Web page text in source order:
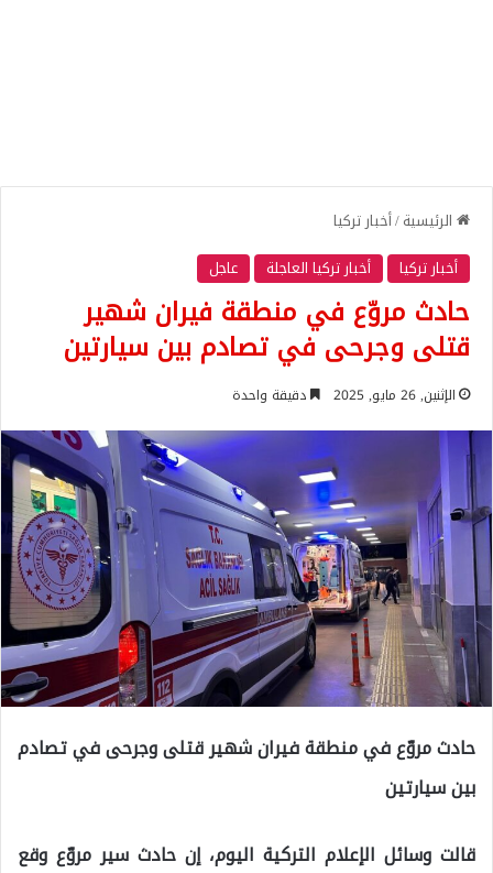
الرئيسية/أخبار تركيا
أخبار تركيا
أخبار تركيا العاجلة عاجل
حادث مروّع في منطقة فيران شهير
قتلى وجرحى في تصادم بين سيارتين
الإثنين, 26 مايو, 2025 دقيقة واحدة
حادث مروّع في منطقة فيران شهير قتلى وجرحى في تصادم
بين سيارتين
قالت وسائل الإعلام التركية اليوم، إن حادث سير مروّع وقع